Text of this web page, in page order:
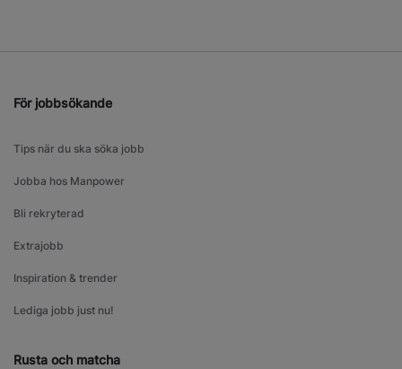
För jobbsökande
Tips när du ska söka jobb
Jobba hos Manpower
Bli rekryterad
Extrajobb
Inspiration & trender
Lediga jobb just nu!
Rusta och matcha